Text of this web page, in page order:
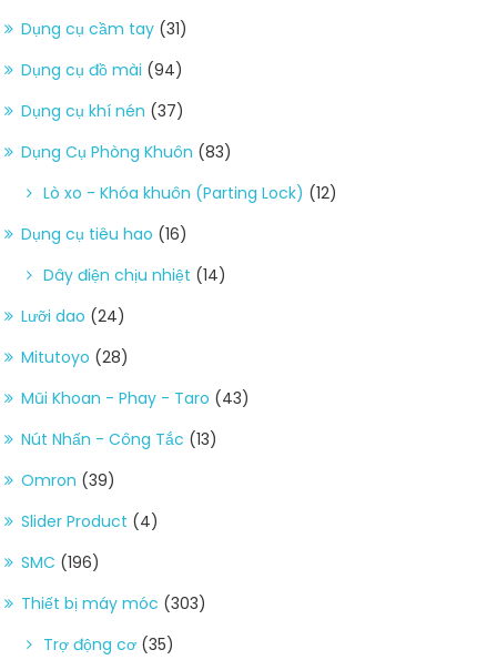
Dụng cụ cầm tay (31)
Dụng cụ đồ mài (94)
Dụng cụ khí nén (37)
Dụng Cụ Phòng Khuôn (83)
Lò xo - Khóa khuôn (Parting Lock) (12)
Dụng cụ tiêu hao (16)
Dây điện chịu nhiệt (14)
Lưỡi dao (24)
Mitutoyo (28)
Mũi Khoan - Phay - Taro (43)
Nút Nhấn - Công Tắc (13)
Omron (39)
Slider Product (4)
SMC (196)
Thiết bị máy móc (303)
Trợ động cơ (35)